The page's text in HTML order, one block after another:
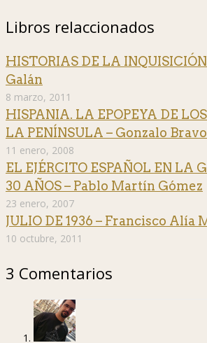
Libros relaccionados
HISTORIAS DE LA
Galán
8 marzo, 2011
HISPANIA. LA EPOPEYA DE
LA PENÍNSULA – Gonzalo Bravo
11 enero, 2008
EL EJÉRCITO ESPAÑOL EN LA
30 AÑOS – Pablo Martín Gómez
23 enero, 2007
JULIO DE 1936 – Francisco Alía
10 octubre, 2011
3 Comentarios